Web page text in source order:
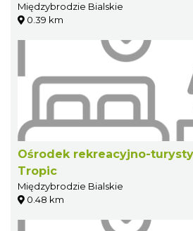
Międzybrodzie Bialskie
0.39 km
Ośrodek rekreacyjno-
Tropic
Międzybrodzie Bialskie
0.48 km